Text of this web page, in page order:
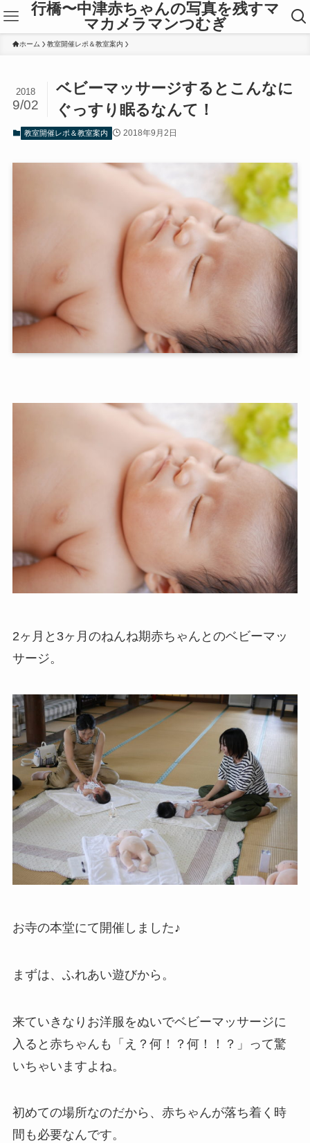
行橋〜中津赤ちゃんの写真を残すマ
マカメラマンつむぎ
ホーム 教室開催レポ＆教室案内
ベビーマッサージするとこんなに
ぐっすり眠るなんて！
2018
9/02
教室開催レポ＆教室案内 2018年9月2日
2ヶ月と3ヶ月のねんね期赤ちゃんとのベビーマッ
サージ。
お寺の本堂にて開催しました♪
まずは、ふれあい遊びから。
来ていきなりお洋服をぬいでベビーマッサージに
入ると赤ちゃんも「え？何！？何！！？」って驚
いちゃいますよね。
初めての場所なのだから、赤ちゃんが落ち着く時
間も必要なんです。